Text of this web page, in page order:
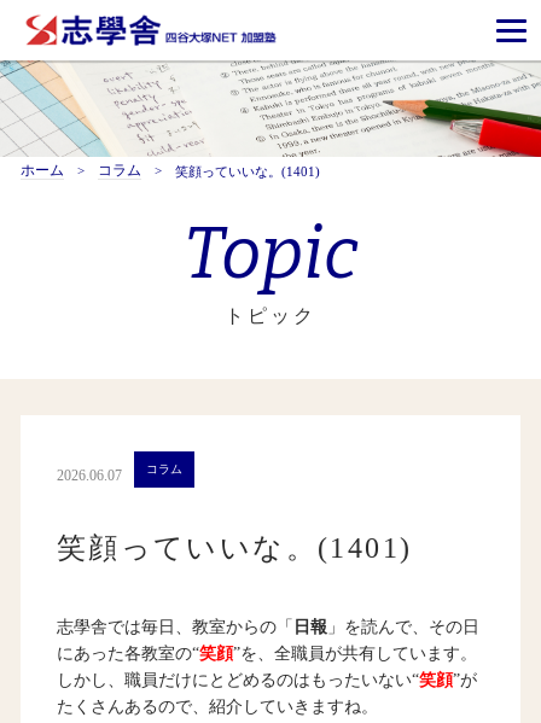
ホーム コラム 笑顔っていいな。(1401)
Topic
トピック
2026.06.07 コラム
笑顔っていいな。(1401)
志學舎では毎日、教室からの「 日報 」を読んで、その日
にあった各教室の“笑顔”を、全職員が共有しています。
しかし、職員だけにとどめるのはもったいない“笑顔”が
たくさんあるので、紹介していきますね。